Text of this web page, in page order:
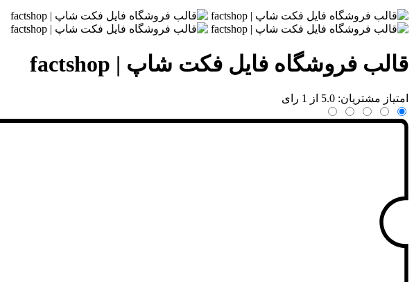
قالب فروشگاه فایل فکت شاپ | factshop
امتیاز مشتریان: 5.0 از 1 رای